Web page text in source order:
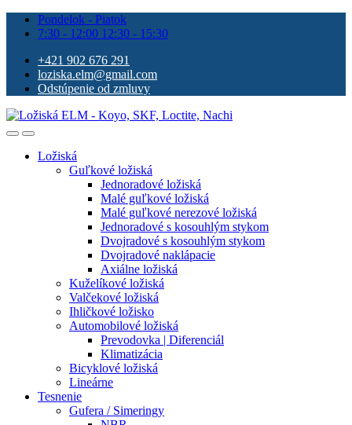
Pondelok - Piatok
7:30 - 12:00 12:30 - 15:30
+421 902 676 291
loziska.elm@gmail.com
Odstúpenie od zmluvy
Ložiská
Guľkové ložiská
Jednoradové ložiská
Malé guľkové ložiská
Malé guľkové nerezové ložiská
Jednoradové s kosouhlým stykom
Dvojradové s kosouhlým stykom
Dvojradové naklápacie
Axiálne ložiská
Kuželíkové ložiská
Valčekové ložiská
Ihličkové ložisko
Automobilové ložiská
Prevodovka | Diferenciál
Klimatizácia
Bicyklové ložiská
Lineárne
Tesnenie
Gufera / Simeringy